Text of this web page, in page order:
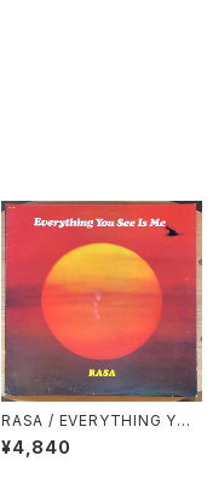
RASA / EVERYTHING YOU
SEE IS ME
¥4,840